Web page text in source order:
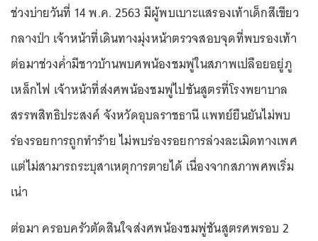
ช่วงบ่ายวันที่ 14 พ.ค. 2563 มีผู้พบเบาะแสรองเท้าเด็กสีเขียว
กลางป่า เจ้าหน้าที่เดินทางมุ่งหน้าตรวจสอบจุดที่พบรองเท้า
ต่อมาช่วงค่ำมีชาวบ้านพบศพน้องชมพู่ในสภาพเปลือยอยู่ภู
เหล็กไฟ เจ้าหน้าที่ส่งศพน้องชมพู่ไปชันสูตรที่โรงพยาบาล
สรรพสิทธิประสงค์ จังหวัดอุบลราชธานี แพทย์ยืนยันไม่พบ
ร่องรอยการถูกทำร้าย ไม่พบร่องรอยการล่วงละเมิดทางเพศ
แต่ไม่สามารถระบุสาเหตุการตายได้ เนื่องจากสภาพศพเริ่ม
เน่า
ต่อมา ครอบครัวตัดสินใจส่งศพน้องชมพู่ชันสูตรศพรอบ 2